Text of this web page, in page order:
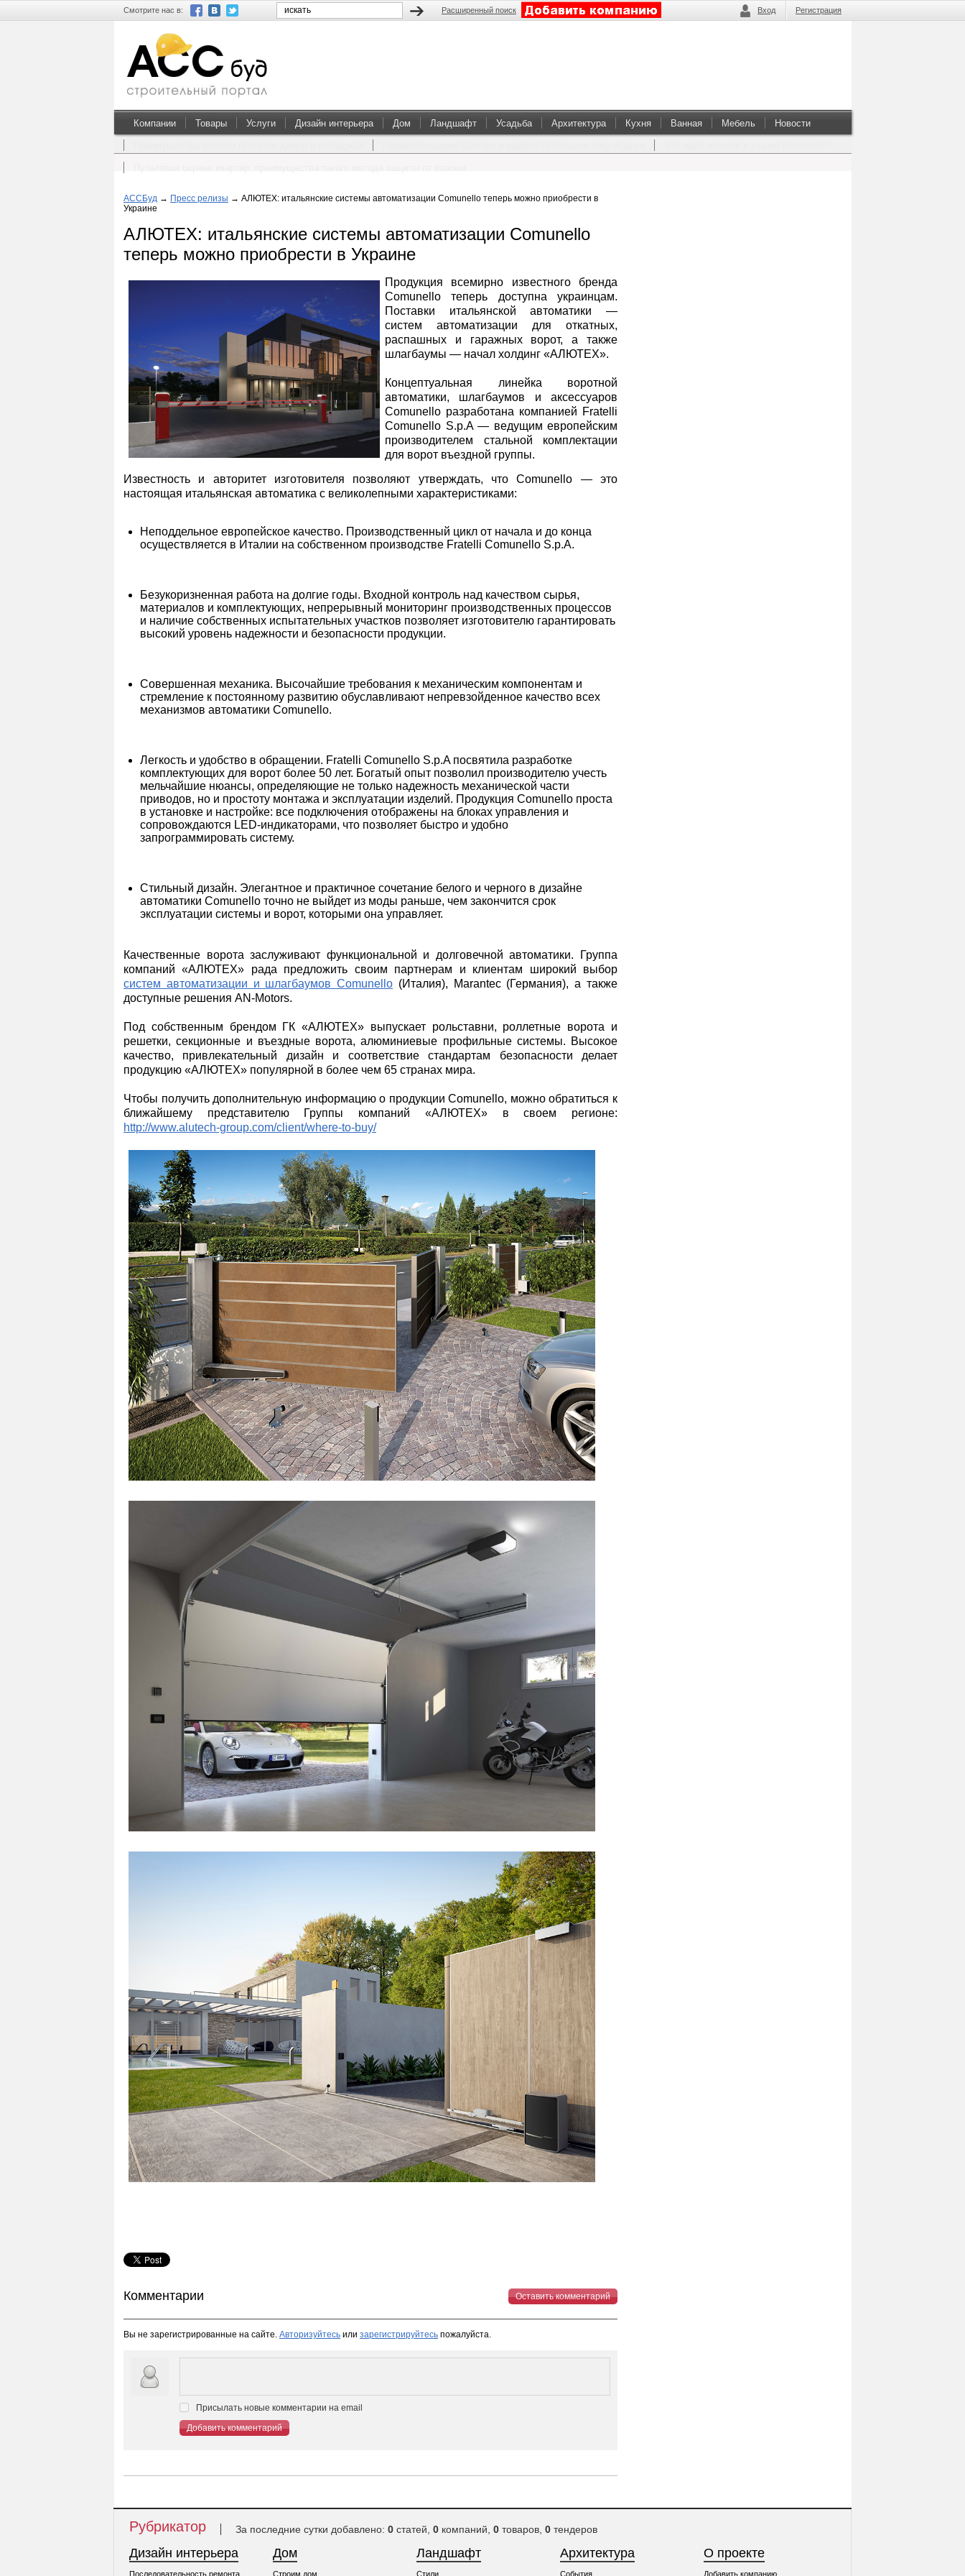
Смотрите нас в: Расширенный поиск Вход Регистрация
Компании Товары Услуги Дизайн интерьера Дом Ландшафт Усадьба Архитектура Кухня Ванная Мебель Новости
АССБуд → Пресс релизы → АЛЮТЕХ: итальянские системы автоматизации Comunello теперь можно приобрести в
Украине
АЛЮТЕХ: итальянские системы автоматизации Comunello
теперь можно приобрести в Украине
Продукция всемирно известного бренда
Comunello теперь доступна украинцам.
Поставки итальянской автоматики —
систем автоматизации для откатных,
распашных и гаражных ворот, а также
шлагбаумы — начал холдинг «АЛЮТЕХ».
Концептуальная линейка воротной
автоматики, шлагбаумов и аксессуаров
Comunello разработана компанией Fratelli
Comunello S.p.A — ведущим европейским
производителем стальной комплектации
для ворот въездной группы.
Известность и авторитет изготовителя позволяют утверждать, что Comunello — это
настоящая итальянская автоматика с великолепными характеристиками:
Неподдельное европейское качество. Производственный цикл от начала и до конца
осуществляется в Италии на собственном производстве Fratelli Comunello S.p.A.
Безукоризненная работа на долгие годы. Входной контроль над качеством сырья,
материалов и комплектующих, непрерывный мониторинг производственных процессов
и наличие собственных испытательных участков позволяет изготовителю гарантировать
высокий уровень надежности и безопасности продукции.
Совершенная механика. Высочайшие требования к механическим компонентам и
стремление к постоянному развитию обуславливают непревзойденное качество всех
механизмов автоматики Comunello.
Легкость и удобство в обращении. Fratelli Comunello S.p.A посвятила разработке
комплектующих для ворот более 50 лет. Богатый опыт позволил производителю учесть
мельчайшие нюансы, определяющие не только надежность механической части
приводов, но и простоту монтажа и эксплуатации изделий. Продукция Comunello проста
в установке и настройке: все подключения отображены на блоках управления и
сопровождаются LED-индикаторами, что позволяет быстро и удобно
запрограммировать систему.
Стильный дизайн. Элегантное и практичное сочетание белого и черного в дизайне
автоматики Comunello точно не выйдет из моды раньше, чем закончится срок
эксплуатации системы и ворот, которыми она управляет.
Качественные ворота заслуживают функциональной и долговечной автоматики. Группа
компаний «АЛЮТЕХ» рада предложить своим партнерам и клиентам широкий выбор
систем автоматизации и шлагбаумов Comunello (Италия), Marantec (Германия), а также
доступные решения AN-Motors.
Под собственным брендом ГК «АЛЮТЕХ» выпускает рольставни, роллетные ворота и
решетки, секционные и въездные ворота, алюминиевые профильные системы. Высокое
качество, привлекательный дизайн и соответствие стандартам безопасности делает
продукцию «АЛЮТЕХ» популярной в более чем 65 странах мира.
Чтобы получить дополнительную информацию о продукции Comunello, можно обратиться к
ближайшему представителю Группы компаний «АЛЮТЕХ» в своем регионе:
http://www.alutech-group.com/client/where-to-buy/
Комментарии Оставить комментарий
Вы не зарегистрированные на сайте. Авторизуйтесь или зарегистрируйтесь пожалуйста.
Присылать новые комментарии на email
Добавить комментарий
Рубрикатор За последние сутки добавлено: 0статей, 0компаний, 0товаров, 0тендеров
Дизайн интерьера
Последовательность ремонта
Дом
Строим дом
Ландшафт
Стили
Архитектура
События
О проекте
Добавить компанию